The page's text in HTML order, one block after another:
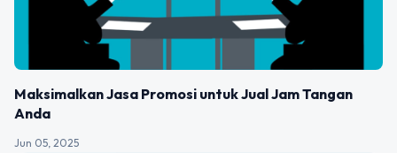
Maksimalkan Jasa Promosi untuk Jual Jam Tangan
Anda
Jun 05, 2025